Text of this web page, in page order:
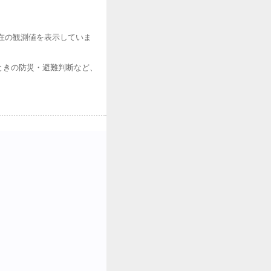
の観測値を表示していま
の防災・避難判断など、